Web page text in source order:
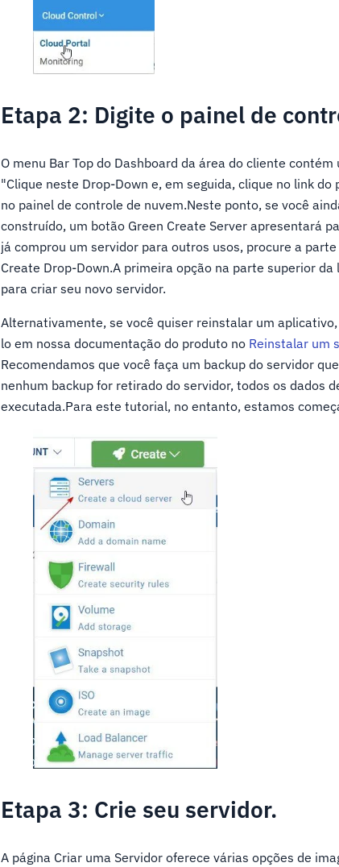
Etapa 2: Digite o painel de
O menu Bar Top do Dashboard da área do cliente
"Clique neste Drop-Down e, em seguida, clique no link
no painel de controle de nuvem.Neste ponto, se você
construído, um botão Green Create Server apresentará
já comprou um servidor para outros usos, procure a
Create Drop-Down.A primeira opção na parte superior
para criar seu novo servidor.
Alternativamente, se você quiser reinstalar um
lo em nossa documentação do produto no Reinstalar um
Recomendamos que você faça um backup do servidor
nenhum backup for retirado do servidor, todos os dados
executada.Para este tutorial, no entanto, estamos
Etapa 3: Crie seu servidor.
A página Criar uma Servidor oferece várias opções de